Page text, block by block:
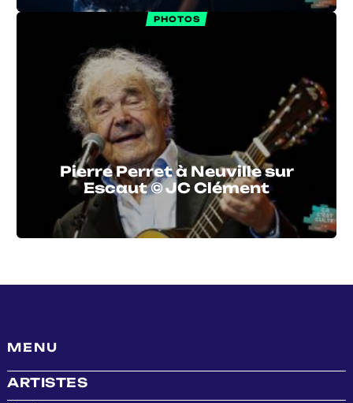
PHOTOS
Pierre Perret à Neuville sur
Escaut © JC Clément
MENU
ARTISTES